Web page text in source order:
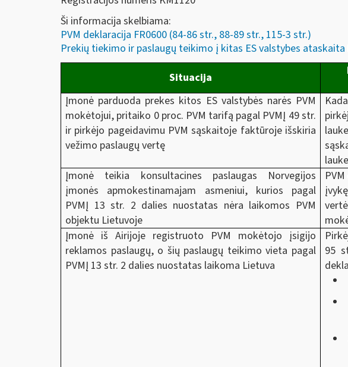
Ši informacija skelbiama:
PVM deklaracija FR0600 (84-86 str., 88-89 str., 115-3 str.)
Prekių tiekimo ir paslaugų teikimo į kitas ES valstybes ataskaita
Situacija
Įmonė parduoda prekes kitos ES valstybės narės PVM
mokėtojui, pritaiko 0 proc. PVM tarifą pagal PVMĮ 49 str.
ir pirkėjo pageidavimu PVM sąskaitoje faktūroje išskiria
vežimo paslaugų vertę
Įmonė teikia konsultacines paslaugas Norvegijos
įmonės apmokestinamajam asmeniui, kurios pagal
PVMĮ 13 str. 2 dalies nuostatas nėra laikomos PVM
objektu Lietuvoje
Įmonė iš Airijoje registruoto PVM mokėtojo įsigijo
reklamos paslaugų, o šių paslaugų teikimo vieta pagal
PVMĮ 13 str. 2 dalies nuostatas laikoma Lietuva
95